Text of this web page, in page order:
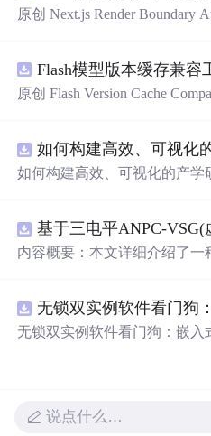
原创 Next.js Render Boundary
入约定、规则参数、结果结构
压缩包包含完整源码、3 项自
原创与授权声明。运行时零
或开源项目源码、Logo、官方
他受限素材。
原创 Flash Version Cache
复现合成示例、离线 HTML/
真实运行效果图、README
日志或其他受限素材。
如何构建高效、可视化
如何构建高效、可视化的产学
内容概要：本文详细介绍了一
能系统并网的Simulink仿真模
究成果，涵盖了逆变器在并
群：面向具备电力电子、新
无锁双实例软件看门狗：嵌
说点什么…